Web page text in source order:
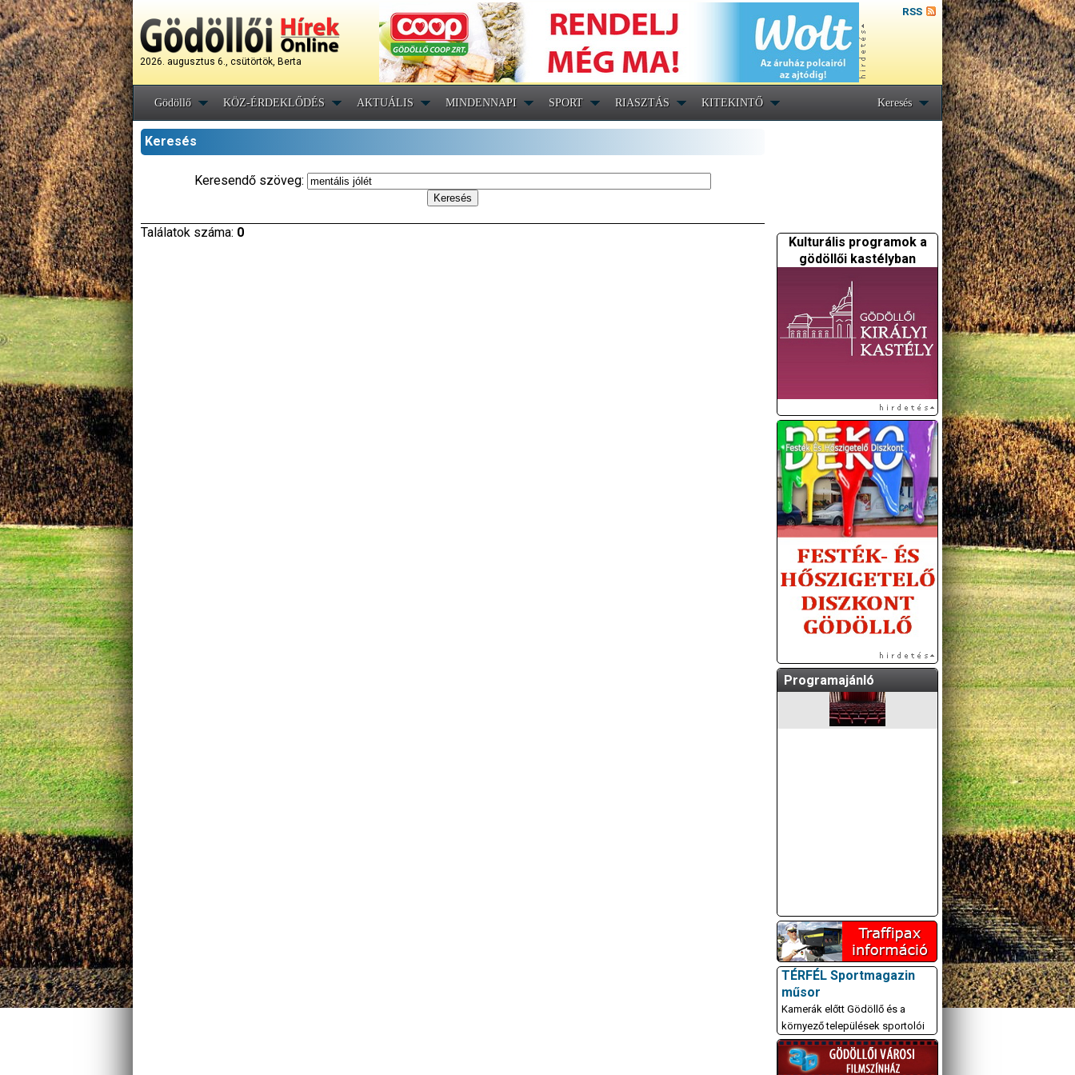
2026. augusztus 6., csütörtök, Berta
RSS
Gödöllő KÖZ-ÉRDEKLŐDÉS AKTUÁLIS MINDENNAPI SPORT RIASZTÁS KITEKINTŐ Keresés
Keresés
Keresendő szöveg:
Találatok száma: 0
Kulturális programok a
gödöllői kastélyban
Programajánló
A GÖDÖLLŐI ÉS
KÖRNYÉKBELI
KULTURÁLIS- ÉS
SPORTPROGRAMOKAT
KÖZÖSSÉGI
KÖZZÉ!
TÉRFÉL Sportmagazin
műsor
Kamerák előtt Gödöllő és a
környező települések sportolói